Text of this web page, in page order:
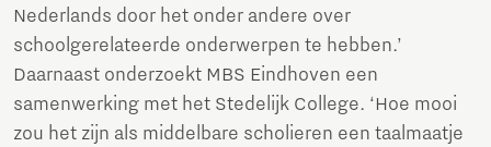
Nederlands door het onder andere over
schoolgerelateerde onderwerpen te hebben.’
Daarnaast onderzoekt MBS Eindhoven een
samenwerking met het Stedelijk College. ‘Hoe mooi
zou het zijn als middelbare scholieren een taalmaatje